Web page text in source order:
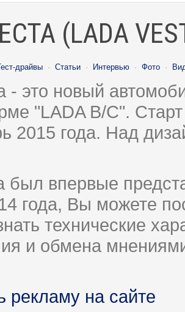
(LADA
драйвы · Статьи · Интервью · Фото ·
- это новый
"LADA B/C".
2015 года. Над
был впервые
года, Вы можете
технические
и обмена
рекламу на сайте